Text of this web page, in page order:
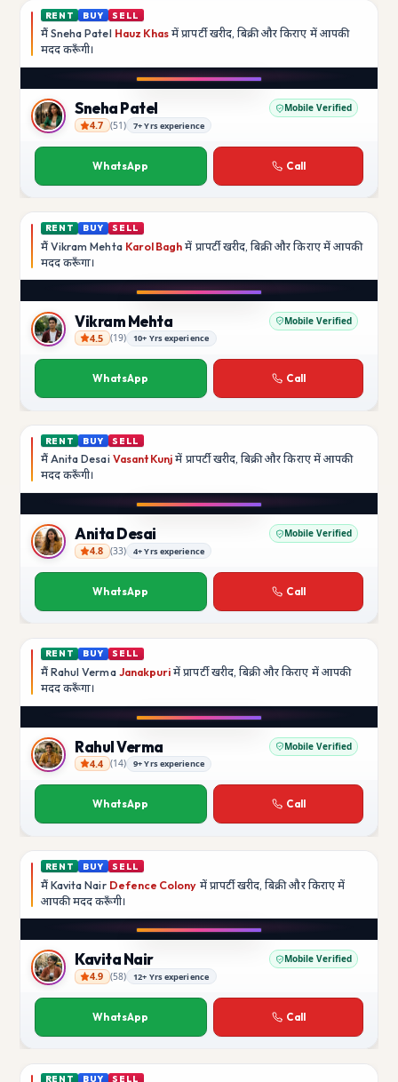
RENT BUY SELL
मैं Sneha Patel Hauz Khas में प्रापर्टी खरीद, बिक्री और किराए में आपकी
मददकरूँगी।
Sneha Patel
Sneha Patel Mobile Verified
4.7 (51) 7+ Yrs experience
WhatsApp Call
RENT BUY SELL
मैं Vikram Mehta Karol Bagh में प्रापर्टी खरीद, बिक्री और किराए में आपकी
मददकरूँगा।
Vikram Mehta
Vikram Mehta Mobile Verified
4.5 (19) 10+ Yrs experience
WhatsApp Call
RENT BUY SELL
मैं Anita Desai Vasant Kunj में प्रापर्टी खरीद, बिक्री और किराए में आपकी
मददकरूँगी।
Anita Desai
Anita Desai Mobile Verified
4.8 (33) 4+ Yrs experience
WhatsApp Call
RENT BUY SELL
मैं Rahul Verma Janakpuri में प्रापर्टी खरीद, बिक्री और किराए में आपकी
मददकरूँगा।
Rahul Verma
Rahul Verma Mobile Verified
4.4 (14) 9+ Yrs experience
WhatsApp Call
RENT BUY SELL
मैं Kavita Nair Defence Colony में प्रापर्टी खरीद, बिक्री और किराए में
आपकी मददकरूँगी।
Kavita Nair
Kavita Nair Mobile Verified
4.9 (58) 12+ Yrs experience
WhatsApp Call
RENT BUY SELL